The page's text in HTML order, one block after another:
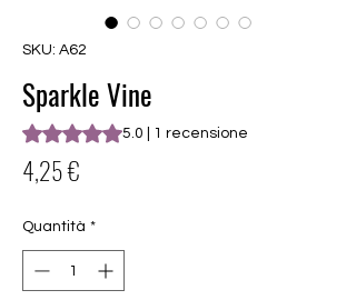
SKU: A62
Sparkle Vine
Sulla base di 1 recensione, la
5.0 | 1 recensione
4,25 €
Quantità *